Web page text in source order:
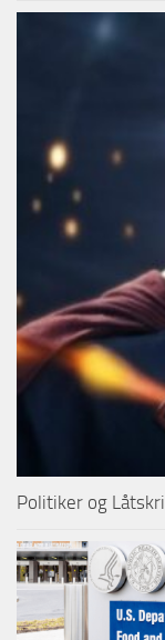
Politiker og